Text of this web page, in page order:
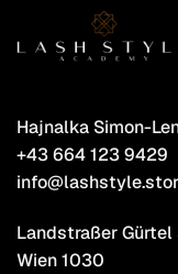
Hajnalka Simon-
+43 664 123 9429
Landstraßer Gürtel
Wien 1030